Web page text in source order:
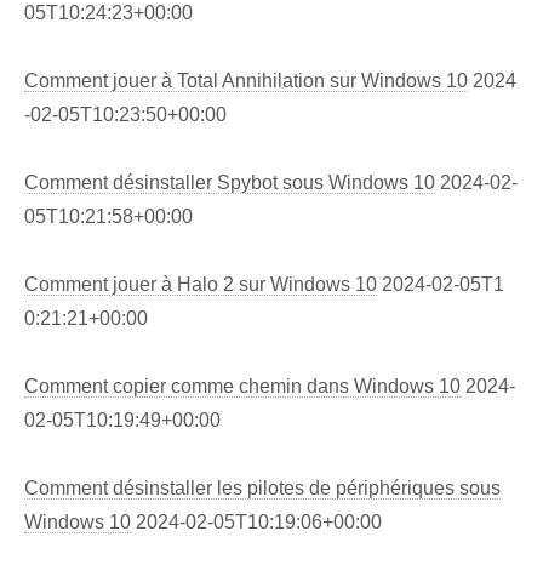
05T10:24:23+00:00
Comment jouer à Total Annihilation sur Windows 10 2024
-02-05T10:23:50+00:00
Comment désinstaller Spybot sous Windows 10 2024-02-
05T10:21:58+00:00
Comment jouer à Halo 2 sur Windows 10 2024-02-05T1
0:21:21+00:00
Comment copier comme chemin dans Windows 10 2024-
02-05T10:19:49+00:00
Comment désinstaller les pilotes de périphériques sous
Windows 10 2024-02-05T10:19:06+00:00